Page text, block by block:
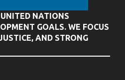
NATIONS
GOALS. WE FOCUS
AND STRONG